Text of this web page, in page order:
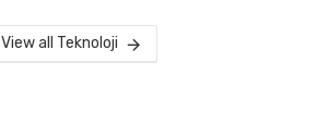
View all Teknoloji